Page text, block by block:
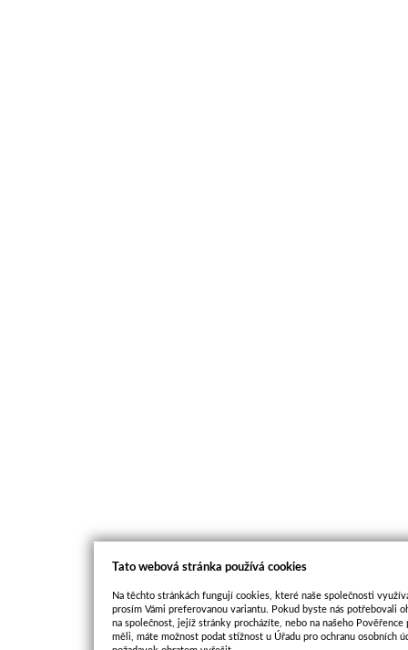
Tato webová stránka používá cookies
Na těchto stránkách fungují cookies, které naše společnosti
prosím Vámi preferovanou variantu. Pokud byste nás potřebovali
na společnost, jejíž stránky procházíte, nebo na našeho
měli, máte možnost podat stížnost u Úřadu pro ochranu osobních